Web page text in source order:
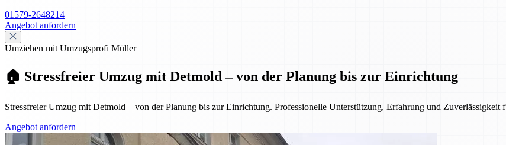
01579-2648214
Angebot anfordern
Umziehen mit Umzugsprofi Müller
🏠 Stressfreier Umzug mit Detmold – von der Planung bis zur Einrichtung
Stressfreier Umzug mit Detmold – von der Planung bis zur Einrichtung. Professionelle Unterstützung, Erfahrung und Zuverlässigkeit
Angebot anfordern